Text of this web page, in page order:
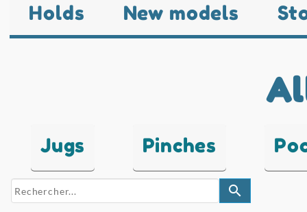
Holds New models
Jugs Pinches
search